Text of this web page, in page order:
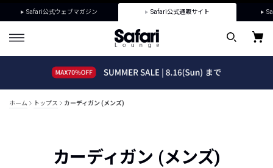
Safari公式ウェブマガジン Safari公式通販サイト
ホーム トップス カーディガン (メンズ)
カーディガン (メンズ)